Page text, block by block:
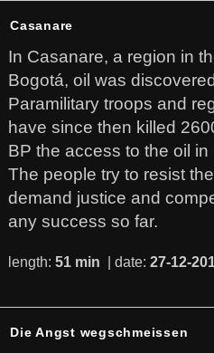
Casanare
In Casanare, a region in
Bogotá, oil was
Paramilitary troops and
have since then killed
BP the access to the oil in
The people try to resist
demand justice and
any success so far.
length: 51 min | date: 27-12-
Die Angst wegschmeissen